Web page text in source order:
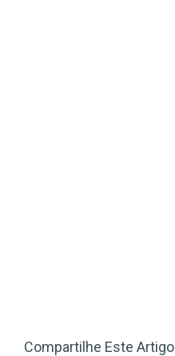
Compartilhe Este Artigo